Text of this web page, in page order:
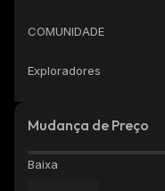
COMUNIDADE
Exploradores
Mudança de Preço
Baixa